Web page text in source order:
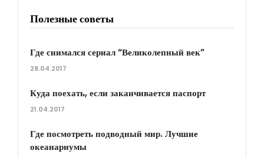
Полезные советы
Где снимался сериал “Великолепный век”
28.04.2017
Куда поехать, если заканчивается паспорт
21.04.2017
Где посмотреть подводный мир. Лучшие
океанариумы